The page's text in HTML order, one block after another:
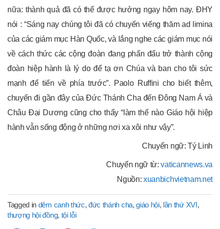
nữa: thành quả đã có thể được hưởng ngay hôm nay. ĐHY
nói : “Sáng nay chúng tôi đã có chuyến viếng thăm ad limina
của các giám mục Hàn Quốc, và lắng nghe các giám mục nói
về cách thức các cộng đoàn đang phấn đấu trở thành cộng
đoàn hiệp hành là lý do để tạ ơn Chúa và ban cho tôi sức
mạnh để tiến về phía trước”. Paolo Ruffini cho biết thêm,
chuyến đi gần đây của Đức Thánh Cha đến Đông Nam Á và
Châu Đại Dương cũng cho thấy “làm thế nào Giáo hội hiệp
hành vẫn sống động ở những nơi xa xôi như vậy”.
Chuyển ngữ: Tý Linh
Chuyển ngữ từ:vaticannews.va
Nguồn:xuanbichvietnam.net
Tagged in dêm canh thức,đức thánh cha,giáo hội, lần thứ XVI,
thượng hội đồng, tội lỗi